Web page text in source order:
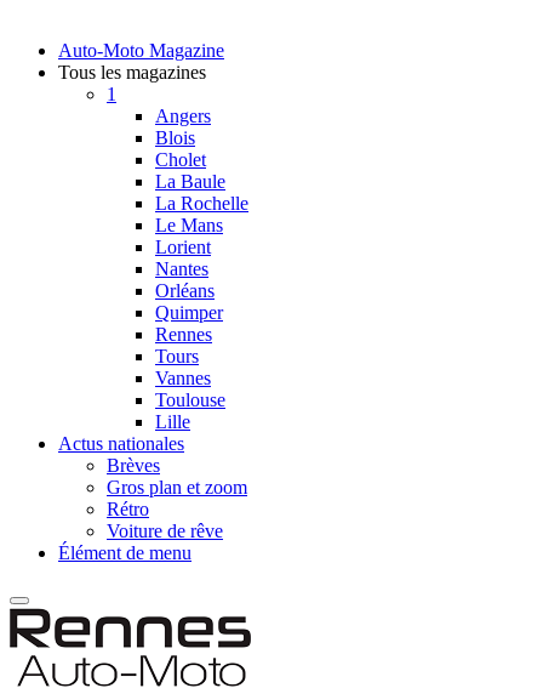
Auto-Moto Magazine
Tous les magazines
1
Angers
Blois
Cholet
La Baule
La Rochelle
Le Mans
Lorient
Nantes
Orléans
Quimper
Rennes
Tours
Vannes
Toulouse
Lille
Actus nationales
Brèves
Gros plan et zoom
Rétro
Voiture de rêve
Élément de menu